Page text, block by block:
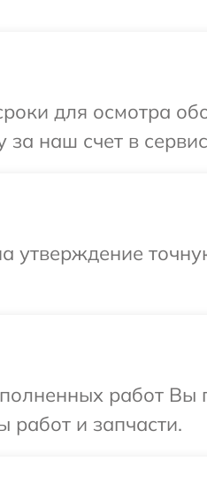
для осмотра
наш счет в
утверждение
работ
работ и запчасти.